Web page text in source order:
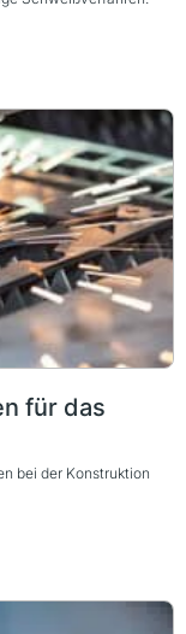
für das
bei der Konstruktion